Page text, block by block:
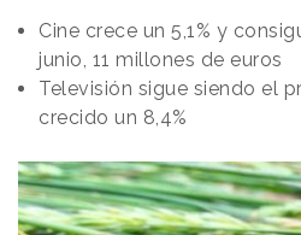
Cine crece un 5,1% y
junio, 11 millones de euros
Televisión sigue siendo el
crecido un 8,4%